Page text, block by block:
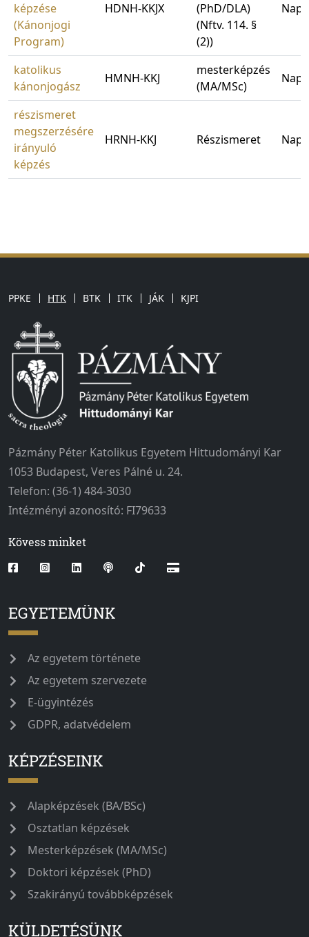
képzése
(Kánonjogi
Program)
HDNH-KKJX
(PhD/DLA)
(Nftv. 114. §
(2))
katolikus
kánonjogász
HMNH-KKJ
mesterképzés
(MA/MSc)
részismeret
megszerzésére
irányuló
képzés
HRNH-KKJ Részismeret
PPKE HTK BTK ITK JÁK KJPI
Pázmány Péter Katolikus Egyetem Hittudományi Kar
1053 Budapest, Veres Pálné u. 24.
Telefon: (36-1) 484-3030
Intézményi azonosító: FI79633
Kövess minket
EGYETEMÜNK
Az egyetem története
Az egyetem szervezete
E-ügyintézés
GDPR, adatvédelem
KÉPZÉSEINK
Alapképzések (BA/BSc)
Osztatlan képzések
Mesterképzések (MA/MSc)
Doktori képzések (PhD)
Szakirányú továbbképzések
KÜLDETÉSÜNK